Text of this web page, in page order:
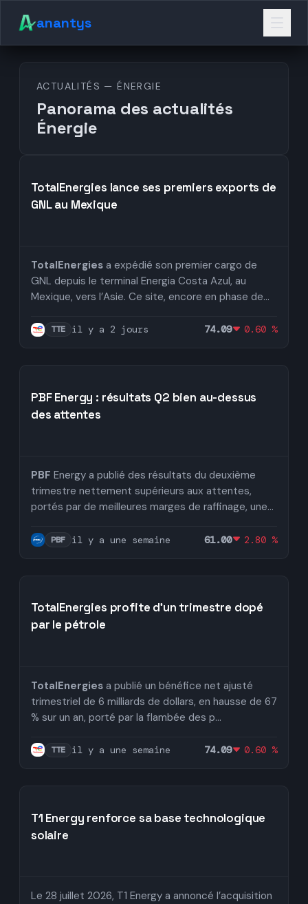
anantys
ACTUALITÉS — ÉNERGIE
Panorama des actualités
Énergie
TotalEnergies lance ses premiers exports de
GNL au Mexique
TotalEnergies a expédié son premier cargo de
GNL depuis le terminal Energia Costa Azul, au
Mexique, vers l’Asie. Ce site, encore en phase de...
TTE il y a 2 jours 74.09 0.60 %
PBF Energy : résultats Q2 bien au-dessus
des attentes
PBF Energy a publié des résultats du deuxième
trimestre nettement supérieurs aux attentes,
portés par de meilleures marges de raffinage, une...
PBF il y a une semaine 61.00 2.80 %
TotalEnergies profite d’un trimestre dopé
par le pétrole
TotalEnergies a publié un bénéfice net ajusté
trimestriel de 6 milliards de dollars, en hausse de 67
% sur un an, porté par la flambée des p...
TTE il y a une semaine 74.09 0.60 %
T1 Energy renforce sa base technologique
solaire
Le 28 juillet 2026, T1 Energy a annoncé l’acquisition